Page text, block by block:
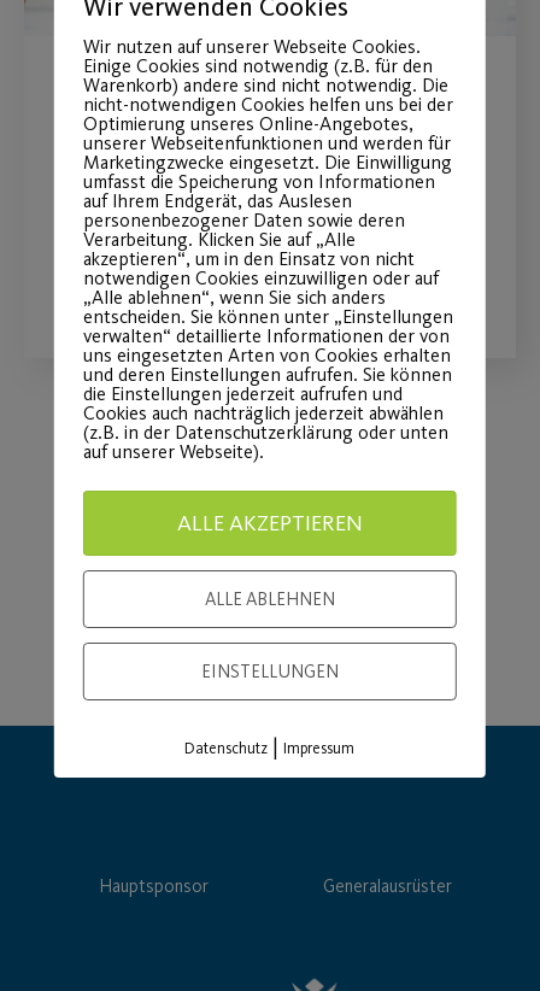
Frischer Wind im
Kursbereich
Hatha Yoga und Hot Iron
WEITERLESEN
Load More
Hauptsponsor Generalausrüster
Wir verwenden Cookies
Wir nutzen auf unserer Webseite Cookies.
Einige Cookies sind notwendig (z.B. für den
Warenkorb) andere sind nicht notwendig. Die
nicht-notwendigen Cookies helfen uns bei der
Optimierung unseres Online-Angebotes,
unserer Webseitenfunktionen und werden für
Marketingzwecke eingesetzt. Die Einwilligung
umfasst die Speicherung von Informationen
auf Ihrem Endgerät, das Auslesen
personenbezogener Daten sowie deren
Verarbeitung. Klicken Sie auf „Alle
akzeptieren“, um in den Einsatz von nicht
notwendigen Cookies einzuwilligen oder auf
„Alle ablehnen“, wenn Sie sich anders
entscheiden. Sie können unter „Einstellungen
verwalten“ detaillierte Informationen der von
uns eingesetzten Arten von Cookies erhalten
und deren Einstellungen aufrufen. Sie können
die Einstellungen jederzeit aufrufen und
Cookies auch nachträglich jederzeit abwählen
(z.B. in der Datenschutzerklärung oder unten
auf unserer Webseite).
ALLE AKZEPTIEREN
ALLE ABLEHNEN
EINSTELLUNGEN
Datenschutz |Impressum